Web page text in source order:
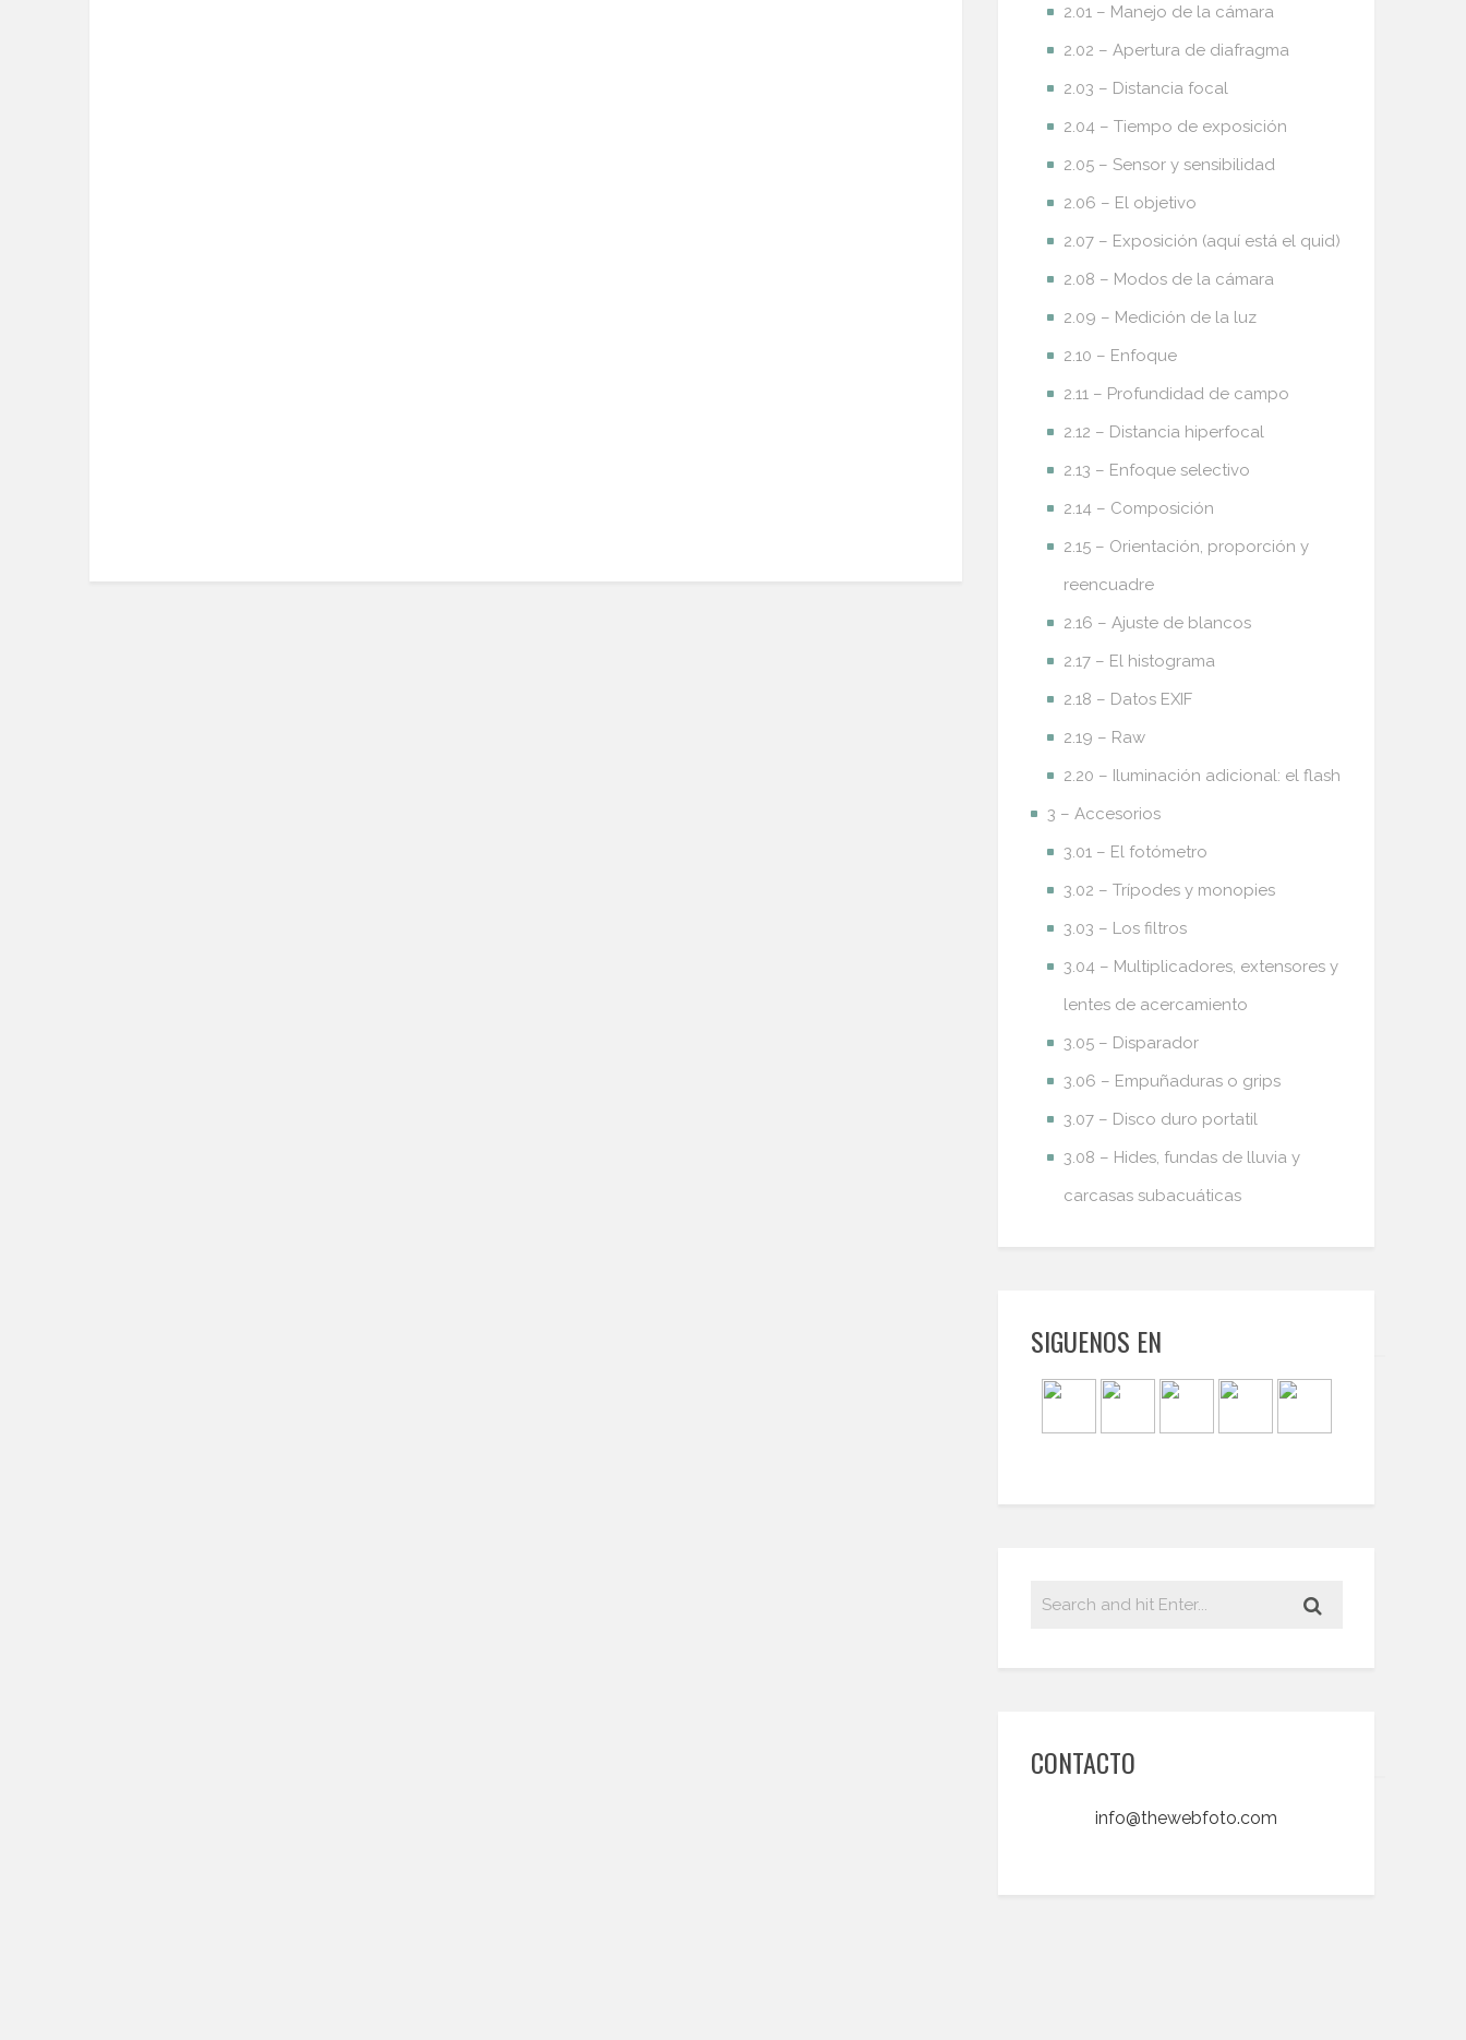
2.01 – Manejo de la cámara
2.02 – Apertura de diafragma
2.03 – Distancia focal
2.04 – Tiempo de exposición
2.05 – Sensor y sensibilidad
2.06 – El objetivo
2.07 – Exposición (aquí está el quid)
2.08 – Modos de la cámara
2.09 – Medición de la luz
2.10 – Enfoque
2.11 – Profundidad de campo
2.12 – Distancia hiperfocal
2.13 – Enfoque selectivo
2.14 – Composición
2.15 – Orientación, proporción y
reencuadre
2.16 – Ajuste de blancos
2.17 – El histograma
2.18 – Datos EXIF
2.19 – Raw
2.20 – Iluminación adicional: el flash
3 – Accesorios
3.01 – El fotómetro
3.02 – Trípodes y monopies
3.03 – Los filtros
3.04 – Multiplicadores, extensores y
lentes de acercamiento
3.05 – Disparador
3.06 – Empuñaduras o grips
3.07 – Disco duro portatil
3.08 – Hides, fundas de lluvia y
carcasas subacuáticas
SIGUENOS EN
CONTACTO
info@thewebfoto.com